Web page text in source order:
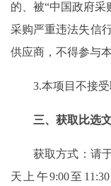
的、被“中国政府采
采购严重违法失信
供应商，不得参与
3.本项目不接受
三、获取比选
获取方式：请于
天上午9:00至